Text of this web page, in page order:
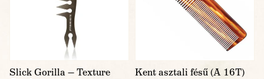
Slick Gorilla — Texture
Kent asztali fésű (A 16T)